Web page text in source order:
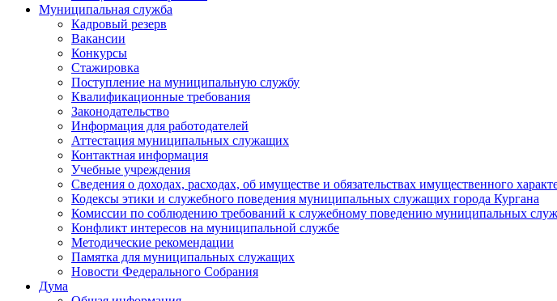
Муниципальная служба
Кадровый резерв
Вакансии
Конкурсы
Стажировка
Поступление на муниципальную службу
Квалификационные требования
Законодательство
Информация для работодателей
Аттестация муниципальных служащих
Контактная информация
Учебные учреждения
Сведения о доходах, расходах, об имуществе и обязательствах имущественного
Кодексы этики и служебного поведения муниципальных служащих города Кургана
Комиссии по соблюдению требований к служебному поведению муниципальных
Конфликт интересов на муниципальной службе
Методические рекомендации
Памятка для муниципальных служащих
Новости Федерального Cобрания
Дума